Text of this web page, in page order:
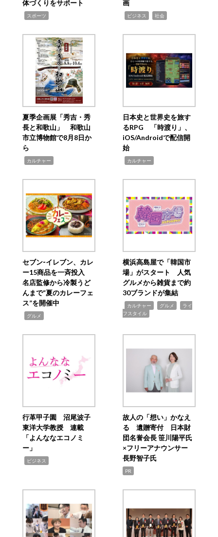
体づくりをサポート
スポーツ
画
ビジネス 社会
夏季企画展「秀吉・秀
長と和歌山」 和歌山
市立博物館で8月8日か
ら
カルチャー
日本史と世界史を旅す
るRPG 「時渡り」、
iOS/Androidで配信開
始
カルチャー
セブン‐イレブン、カレ
ー15商品を一斉投入
名店監修から冷製うど
んまで“夏のカレーフェ
ス”を開催中
グルメ
横浜高島屋で「韓国市
場」がスタート 人気
グルメから雑貨まで約
30ブランドが集結
カルチャー グルメ
ライ
フスタイル
行革甲子園 沼尾波子
東洋大学教授 連載
「よんななエコノミ
ー」
ビジネス
故人の「想い」かなえ
る 遺贈寄付 日本財
団名誉会長 笹川陽平氏
×フリーアナウンサー
長野智子氏
PR